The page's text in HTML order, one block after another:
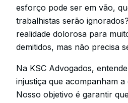
esforço pode ser em vão,
trabalhistas serão
realidade dolorosa para
demitidos, mas não precisa
Na KSC Advogados,
injustiça que acompanham a
Nosso objetivo é garantir